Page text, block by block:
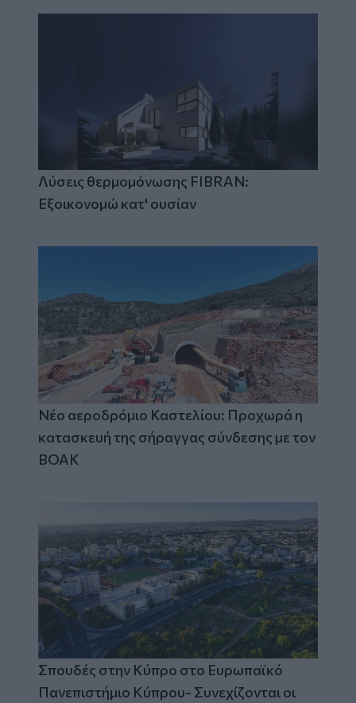
Λύσεις θερμομόνωσης FIBRAN:
Εξοικονομώ κατ' ουσίαν
Νέο αεροδρόμιο Καστελίου: Προχωρά η
κατασκευή της σήραγγας σύνδεσης με τον
ΒΟΑΚ
Σπουδές στην Κύπρο στο Ευρωπαϊκό
Πανεπιστήμιο Κύπρου- Συνεχίζονται οι